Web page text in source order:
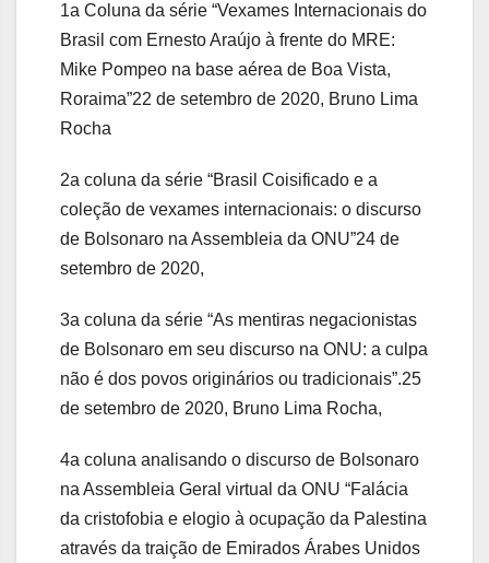
1a Coluna da série “Vexames Internacionais do
Brasil com Ernesto Araújo à frente do MRE:
Mike Pompeo na base aérea de Boa Vista,
Roraima”22 de setembro de 2020, Bruno Lima
Rocha
2a coluna da série “Brasil Coisificado e a
coleção de vexames internacionais: o discurso
de Bolsonaro na Assembleia da ONU”24 de
setembro de 2020,
3a coluna da série “As mentiras negacionistas
de Bolsonaro em seu discurso na ONU: a culpa
não é dos povos originários ou tradicionais”.25
de setembro de 2020, Bruno Lima Rocha,
4a coluna analisando o discurso de Bolsonaro
na Assembleia Geral virtual da ONU “Falácia
da cristofobia e elogio à ocupação da Palestina
através da traição de Emirados Árabes Unidos